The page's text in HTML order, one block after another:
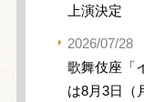
上演決定
2026/07/28
歌舞伎座「
は8月3日（